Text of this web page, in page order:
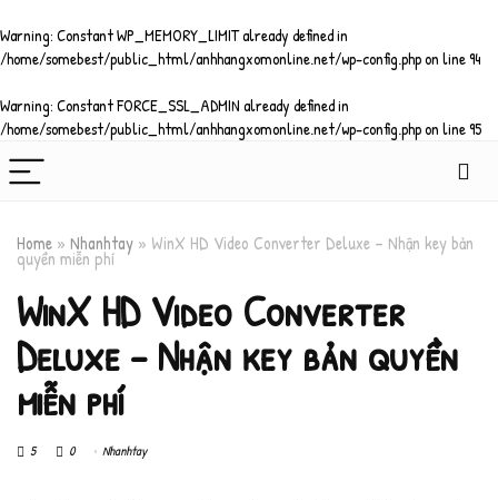
Warning: Constant WP_MEMORY_LIMIT already defined in
/home/somebest/public_html/anhhangxomonline.net/wp-config.phpon line94
Warning: Constant FORCE_SSL_ADMIN already defined in
/home/somebest/public_html/anhhangxomonline.net/wp-config.phpon line95
Home » Nhanhtay » WinX HD Video Converter Deluxe – Nhận key bản
quyền miễn phí
WinX HD Video Converter
Deluxe – Nhận key bản quyền
miễn phí
5 0 Nhanhtay